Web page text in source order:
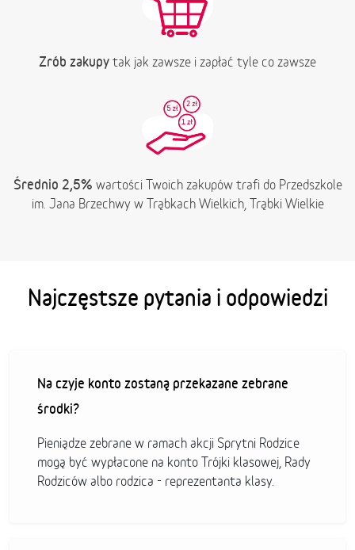
Zrób zakupy tak jak zawsze i zapłać tyle co zawsze
Średnio 2,5% wartości Twoich zakupów trafi do Przedszkole
im. Jana Brzechwy w Trąbkach Wielkich, Trąbki Wielkie
Najczęstsze pytania i odpowiedzi
Na czyje konto zostaną przekazane zebrane
środki?
Pieniądze zebrane w ramach akcji Sprytni Rodzice
mogą być wypłacone na konto Trójki klasowej, Rady
Rodziców albo rodzica - reprezentanta klasy.